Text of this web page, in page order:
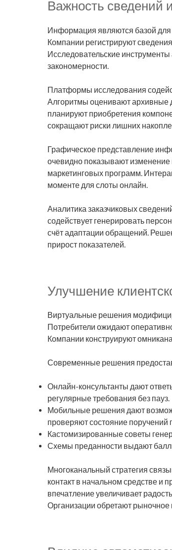
Важность сведений
Информация являются базой для
Компании регистрируют
Исследовательские
закономерности.
Платформы исследования
Алгоритмы оценивают архивные
планируют приобретения
сокращают риски лишних
Графическое представление
очевидно показывают изменение
маркетинговых программ.
моменте для слоты онлайн.
Аналитика заказчиковых
содействует генерировать
счёт адаптации обращений.
прирост показателей.
Улучшение
Виртуальные решения
Потребители ожидают
Компании конструируют
Современные решения
Онлайн-консультанты дают
регулярные требования без пауз.
Мобильные решения дают
проверяют состояние
Кастомизированные советы
Схемы преданности выдают
Многоканальный стратегия
контакт в начальном средстве и
впечатление увеличивает
Организации обретают